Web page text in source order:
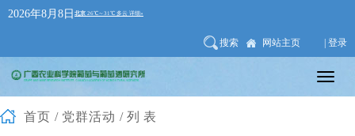
2026年8月8日
搜索 网站主页 | 登录
首页 / 党群活动 /列表